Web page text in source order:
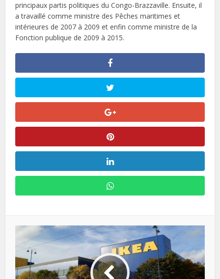
principaux partis politiques du Congo-Brazzaville. Ensuite, il
a travaillé comme ministre des Pêches maritimes et
intérieures de 2007 à 2009 et enfin comme ministre de la
Fonction publique de 2009 à 2015.